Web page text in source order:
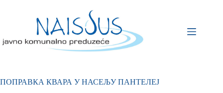
ПОПРАВКА КВАРА У НАСЕЉУ ПАНТЕЛЕЈ